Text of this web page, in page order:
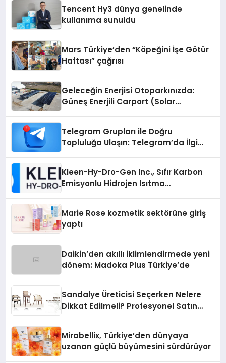
Tencent Hy3 dünya genelinde
kullanıma sunuldu
Mars Türkiye’den “Köpeğini İşe Götür
Haftası” çağrısı
Geleceğin Enerjisi Otoparkınızda:
Güneş Enerjili Carport (Solar
Telegram Grupları ile Doğru
Topluluğa Ulaşın: Telegram’da İlgi
Kleen-Hy-Dro-Gen Inc., Sıfır Karbon
Emisyonlu Hidrojen Isıtma
Marie Rose kozmetik sektörüne giriş
yaptı
Daikin’den akıllı iklimlendirmede yeni
dönem: Madoka Plus Türkiye’de
Sandalye Üreticisi Seçerken Nelere
Dikkat Edilmeli? Profesyonel Satın
Mirabellix, Türkiye’den dünyaya
uzanan güçlü büyümesini sürdürüyor